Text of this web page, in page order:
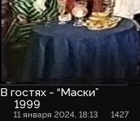
В гостях - “Маски”
1999
11 января 2024, 18:13 1427